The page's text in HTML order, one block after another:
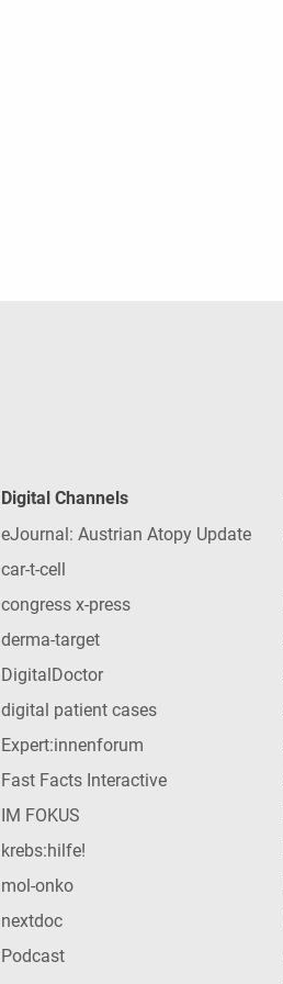
Digital Channels
eJournal: Austrian Atopy Update
car-t-cell
congress x-press
derma-target
DigitalDoctor
digital patient cases
Expert:innenforum
Fast Facts Interactive
IM FOKUS
krebs:hilfe!
mol-onko
nextdoc
Podcast